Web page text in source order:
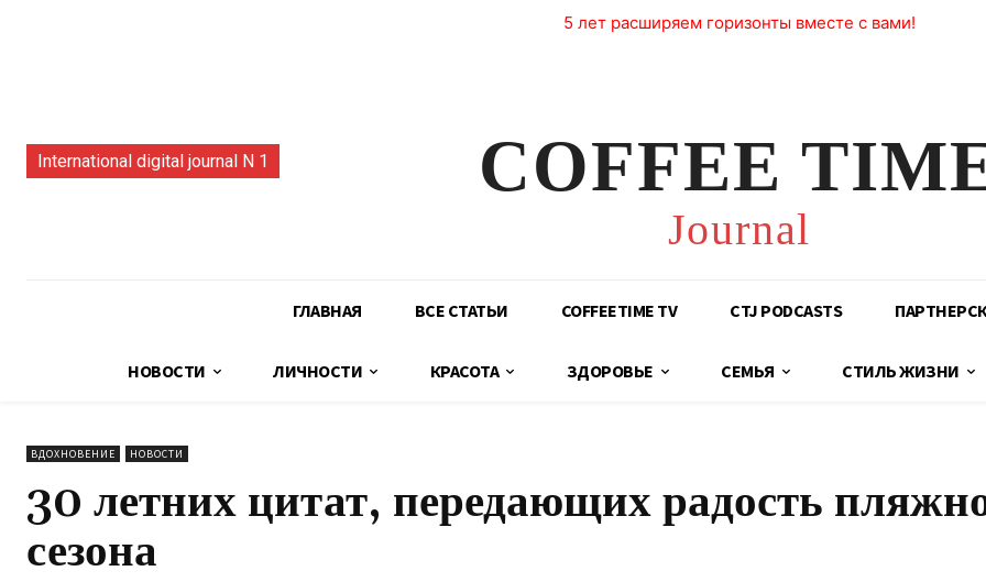
5 лет расширяем горизонты вместе с вами!
International digital journal N 1 COFFEE
Journal
ГЛАВНАЯ ВСЕ СТАТЬИ COFFEETIME TV CTJ PODCASTS
НОВОСТИ ЛИЧНОСТИ КРАСОТА ЗДОРОВЬЕ СЕМЬЯ СТИЛЬ ЖИЗНИ
ВДОХНОВЕНИЕ НОВОСТИ
30 летних цитат, передающих радость
сезона